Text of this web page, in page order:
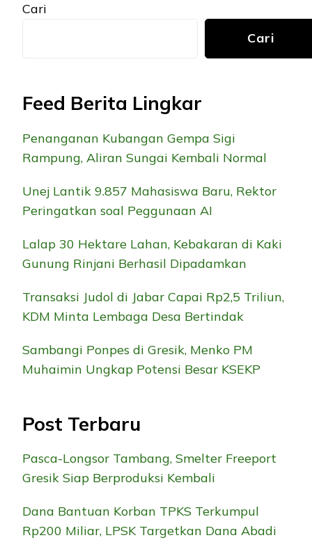
Cari
Cari
Feed Berita Lingkar
Penanganan Kubangan Gempa Sigi
Rampung, Aliran Sungai Kembali Normal
Unej Lantik 9.857 Mahasiswa Baru, Rektor
Peringatkan soal Peggunaan AI
Lalap 30 Hektare Lahan, Kebakaran di Kaki
Gunung Rinjani Berhasil Dipadamkan
Transaksi Judol di Jabar Capai Rp2,5 Triliun,
KDM Minta Lembaga Desa Bertindak
Sambangi Ponpes di Gresik, Menko PM
Muhaimin Ungkap Potensi Besar KSEKP
Post Terbaru
Pasca-Longsor Tambang, Smelter Freeport
Gresik Siap Berproduksi Kembali
Dana Bantuan Korban TPKS Terkumpul
Rp200 Miliar, LPSK Targetkan Dana Abadi